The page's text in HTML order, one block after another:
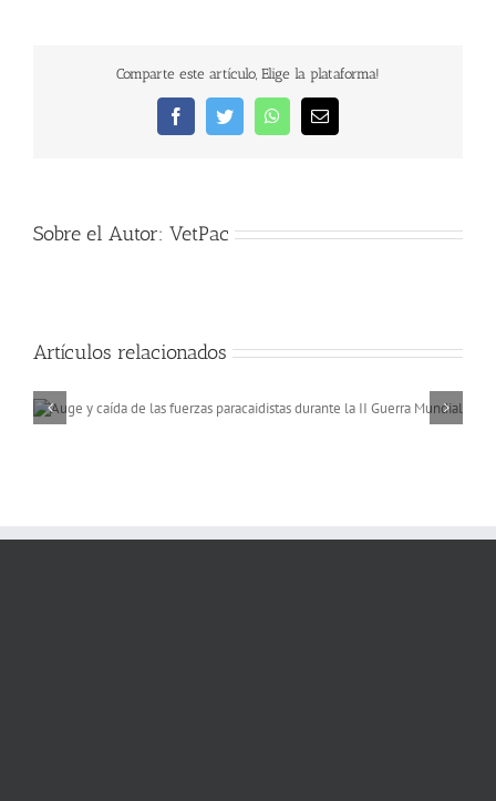
Comparte este artículo, Elige la plataforma!
FacebookTwitterWhatsAppCorreo
electrónico
Sobre el Autor: VetPac
Artículos relacionados
Memorias de África,